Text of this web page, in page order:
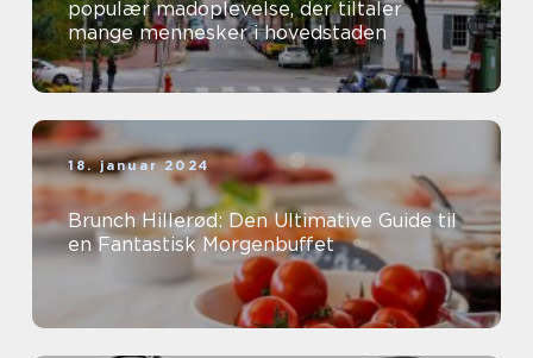
populær madoplevelse, der tiltaler
mange mennesker i hovedstaden
18. januar 2024
Brunch Hillerød: Den Ultimative Guide til
en Fantastisk Morgenbuffet